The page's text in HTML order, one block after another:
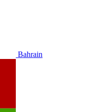
Bahrain